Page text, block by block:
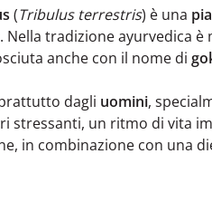
(Tribulus terrestris) è una
tradizione ayurvedica è
anche con il nome di
dagli uomini,
stressanti, un ritmo di vita
in combinazione con una